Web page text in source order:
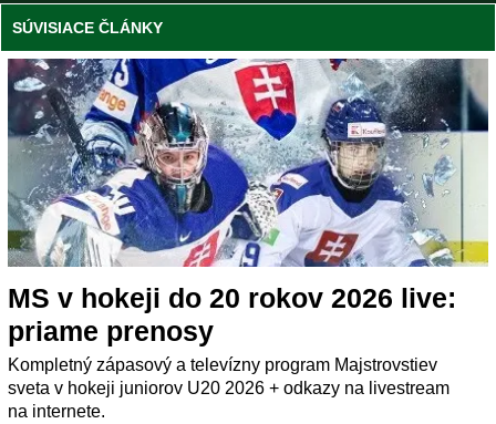
SÚVISIACE ČLÁNKY
MS v hokeji do 20 rokov 2026 live:
priame prenosy
Kompletný zápasový a televízny program Majstrovstiev
sveta v hokeji juniorov U20 2026 + odkazy na livestream
na internete.